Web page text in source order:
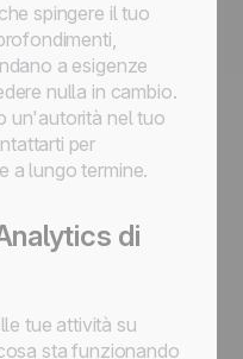
spingere il tuo
a esigenze
nulla in cambio.
un'autorità nel tuo
per
a lungo termine.
di
tue attività su
sta funzionando